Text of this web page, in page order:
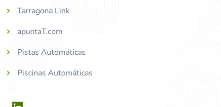
Tarragona Link
apuntaT.com
Pistas Automáticas
Piscinas Automáticas